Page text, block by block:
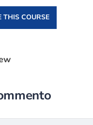
THIS COURSE